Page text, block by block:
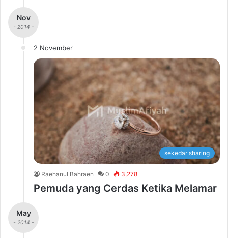
Nov
- 2014 -
2 November
sekedar sharing
Raehanul Bahraen 0 3,278
Pemuda yang Cerdas Ketika Melamar
May
- 2014 -